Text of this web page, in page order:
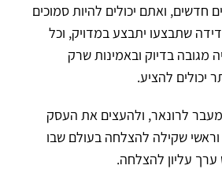
חדשים, ואתם יכולים להיות סמוכים
שתבצעו יתבצע במדויק, וכל
בדיוק ובאמינות שרק
יכולים להציע.
לרונאר, ולהעצים את העסק
שקילה להצלחה בעולם שבו
ערך עליון להצלחה.